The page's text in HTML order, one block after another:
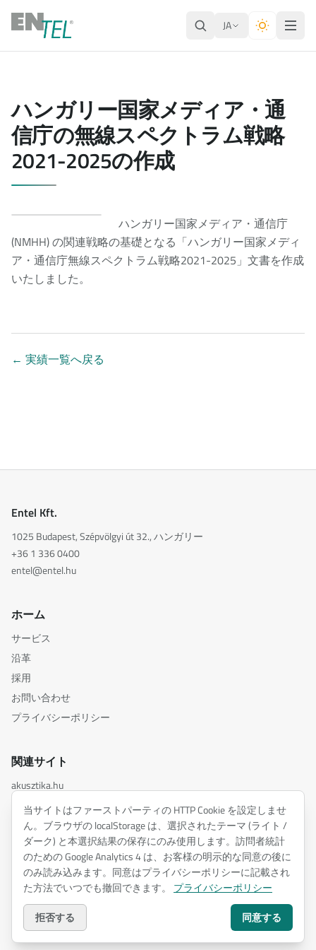
JA
ハンガリー国家メディア・通
信庁の無線スペクトラム戦略
2021-2025の作成
ハンガリー国家メディア・通信庁
(NMHH) の関連戦略の基礎となる「ハンガリー国家メディ
ア・通信庁無線スペクトラム戦略2021-2025」文書を作成
いたしました。
← 実績一覧へ戻る
Entel Kft.
1025 Budapest, Szépvölgyi út 32., ハンガリー
+36 1 336 0400
entel@entel.hu
ホーム
サービス
沿革
採用
お問い合わせ
プライバシーポリシー
関連サイト
akusztika.hu
inspiredacoustics.com
soundy.ai
irat.ai
2026ENTEL Műszaki Fejlesztő Kft. —
無断転載を禁じます。
プライバシーポリシー
当サイトはファーストパーティの HTTP Cookie を設定しませ
ん。ブラウザの localStorage は、選択されたテーマ (ライト /
ダーク) と本選択結果の保存にのみ使用します。訪問者統計
のための Google Analytics 4 は、お客様の明示的な同意の後に
のみ読み込みます。同意はプライバシーポリシーに記載され
た方法でいつでも撤回できます。
プライバシーポリシー
拒否する
同意する